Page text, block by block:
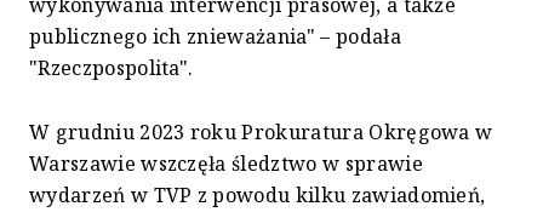
publicznego ich znieważania" – podała
"Rzeczpospolita".
W grudniu 2023 roku Prokuratura Okręgowa w
Warszawie wszczęła śledztwo w sprawie
wydarzeń w TVP z powodu kilku zawiadomień,